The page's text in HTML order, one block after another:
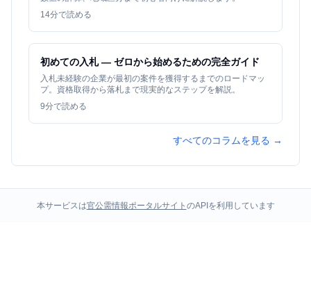
14分で読める
初めての入札 — ゼロから始めるための完全ガイド
入札未経験の企業が最初の案件を獲得するまでのロードマッ
プ。資格取得から落札まで現実的なステップを解説。
9分で読める
すべてのコラムを見る →
本サービスは官公需情報ポータルサイト のAPIを利用しています